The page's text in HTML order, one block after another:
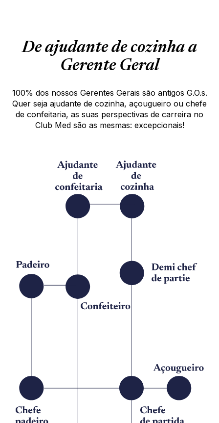
De ajudante de cozinha a
Gerente Geral
100% dos nossos Gerentes Gerais são antigos G.O.s.
Quer seja ajudante de cozinha, açougueiro ou chefe
de confeitaria, as suas perspectivas de carreira no
Club Med são as mesmas: excepcionais!